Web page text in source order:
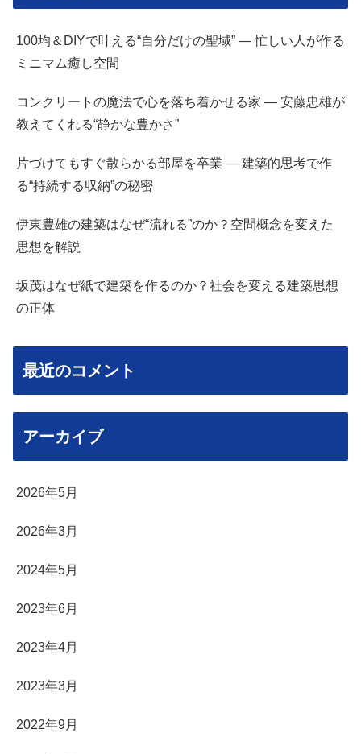
100均＆DIYで叶える“自分だけの聖域” — 忙しい人が作る
ミニマム癒し空間
コンクリートの魔法で心を落ち着かせる家 — 安藤忠雄が
教えてくれる“静かな豊かさ”
片づけてもすぐ散らかる部屋を卒業 — 建築的思考で作
る“持続する収納”の秘密
伊東豊雄の建築はなぜ“流れる”のか？空間概念を変えた
思想を解説
坂茂はなぜ紙で建築を作るのか？社会を変える建築思想
の正体
最近のコメント
アーカイブ
2026年5月
2026年3月
2024年5月
2023年6月
2023年4月
2023年3月
2022年9月